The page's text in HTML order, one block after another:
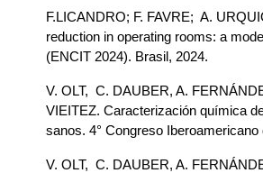
F.LICANDRO; F. FAVRE;  A.
reduction in operating rooms: a
(ENCIT 2024). Brasil, 2024.
V. OLT,  C. DAUBER, A.
VIEITEZ. Caracterización química
sanos. 4° Congreso
V. OLT,  C. DAUBER, A.